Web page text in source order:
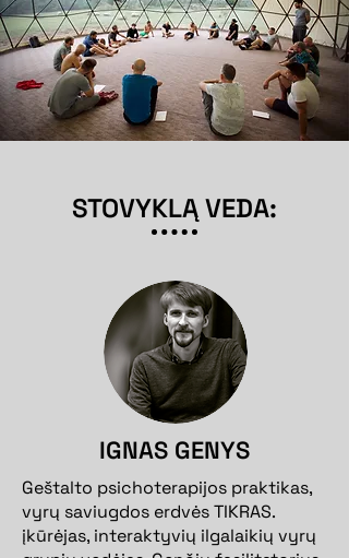
STOVYKLĄ VEDA:
IGNAS GENYS
Geštalto psichoterapijos praktikas,
vyrų saviugdos erdvės TIKRAS.
įkūrėjas, interaktyvių ilgalaikių vyrų